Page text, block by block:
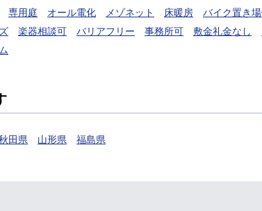
専用庭 オール電化 メゾネット 床暖房 バイク置き場
楽器相談可 バリアフリー 事務所可 敷金礼金なし
田県 山形県 福島県